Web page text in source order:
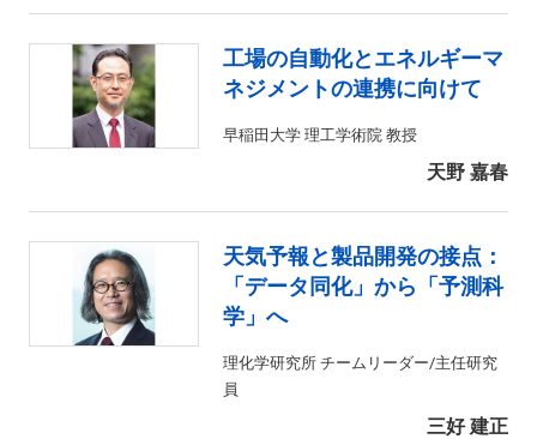
工場の自動化とエネルギーマ
ネジメントの連携に向けて
早稲田大学 理工学術院 教授
天野 嘉春
天気予報と製品開発の接点：
「データ同化」から「予測科
学」へ
理化学研究所 チームリーダー/主任研究
員
三好 建正